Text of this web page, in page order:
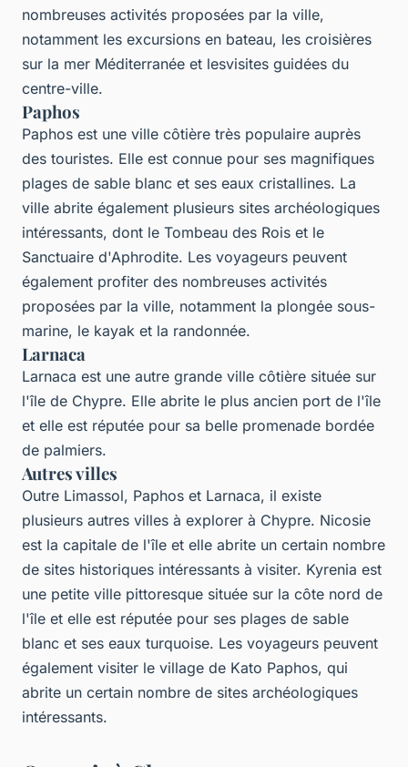
nombreuses activités proposées par la ville,
notamment les excursions en bateau, les croisières
sur la mer Méditerranée et lesvisites guidées du
centre-ville.
Paphos
Paphos est une ville côtière très populaire auprès
des touristes. Elle est connue pour ses magnifiques
plages de sable blanc et ses eaux cristallines. La
ville abrite également plusieurs sites archéologiques
intéressants, dont le Tombeau des Rois et le
Sanctuaire d'Aphrodite. Les voyageurs peuvent
également profiter des nombreuses activités
proposées par la ville, notamment la plongée sous-
marine, le kayak et la randonnée.
Larnaca
Larnaca est une autre grande ville côtière située sur
l'île de Chypre. Elle abrite le plus ancien port de l'île
et elle est réputée pour sa belle promenade bordée
de palmiers.
Autres villes
Outre Limassol, Paphos et Larnaca, il existe
plusieurs autres villes à explorer à Chypre. Nicosie
est la capitale de l'île et elle abrite un certain nombre
de sites historiques intéressants à visiter. Kyrenia est
une petite ville pittoresque située sur la côte nord de
l'île et elle est réputée pour ses plages de sable
blanc et ses eaux turquoise. Les voyageurs peuvent
également visiter le village de Kato Paphos, qui
abrite un certain nombre de sites archéologiques
intéressants.